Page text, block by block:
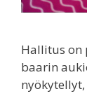
Hallitus on
baarin